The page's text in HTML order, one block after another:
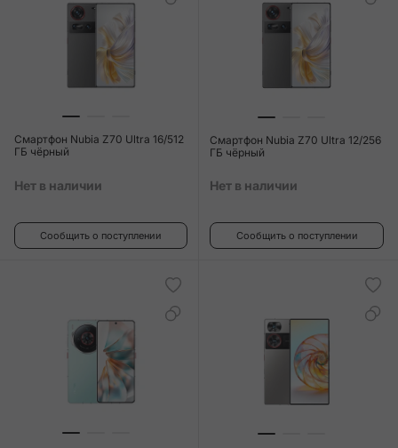
Смартфон Nubia Z70 Ultra 16/512
ГБ чёрный
Нет в наличии
Сообщить о поступлении
Смартфон Nubia Z70 Ultra 12/256
ГБ чёрный
Нет в наличии
Сообщить о поступлении